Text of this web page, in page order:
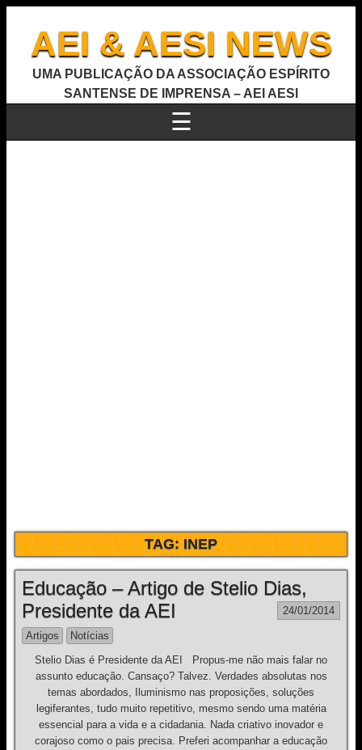
AEI & AESI NEWS
UMA PUBLICAÇÃO DA ASSOCIAÇÃO ESPÍRITO
SANTENSE DE IMPRENSA – AEI AESI
☰
TAG:INEP
Educação – Artigo de Stelio Dias,
Presidente da AEI
24/01/2014
Artigos
Notícias
Stelio Dias é Presidente da AEI Propus-me não mais falar no
assunto educação. Cansaço? Talvez. Verdades absolutas nos
temas abordados, Iluminismo nas proposições, soluções
legiferantes, tudo muito repetitivo, mesmo sendo uma matéria
essencial para a vida e a cidadania. Nada criativo inovador e
corajoso como o pais precisa. Preferi acompanhar a educação